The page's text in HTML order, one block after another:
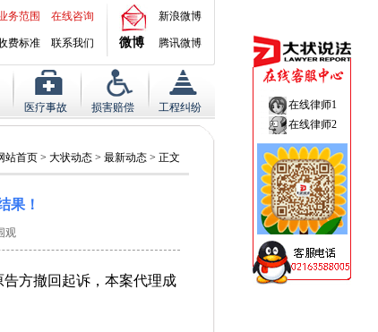
务范围 在线咨询
费标准 联系我们 微博
新浪微博
腾讯微博
医疗事故 损害赔偿 工程纠纷
站首页 > 大状动态 > 最新动态 > 正文
果！
观
方撤回起诉，本案代理成
在线律师1
在线律师2